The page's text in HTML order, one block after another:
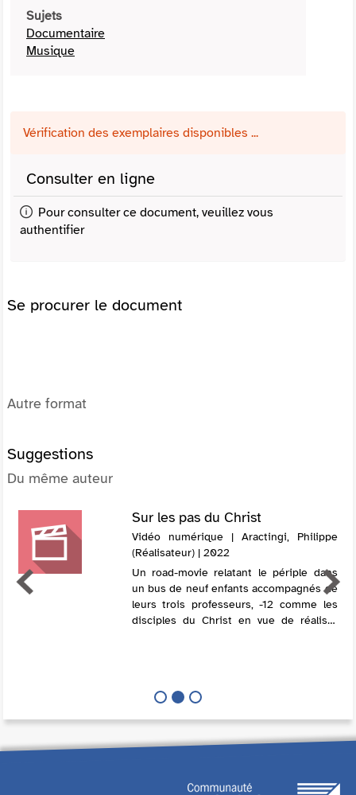
Sujets
Documentaire
Musique
Vérification des exemplaires disponibles ...
Consulter en ligne
Pour consulter ce document, veuillez vous
authentifier
Se procurer le document
Autre format
Suggestions
Du même auteur
Sur les pas du Christ
Vidéo numérique | Aractingi, Philippe
(Réalisateur) | 2022
Un road-movie relatant le périple dans
un bus de neuf enfants accompagnés de
leurs trois professeurs, -12 comme les
disciples du Christ en vue de réaliser